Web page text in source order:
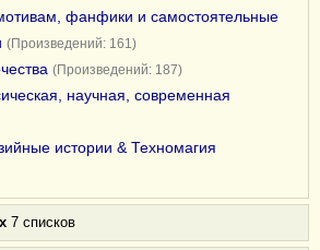
фанфики и самостоятельные
(Произведений: 161)
(Произведений: 187)
научная, современная
истории & Техномагия
7 списков